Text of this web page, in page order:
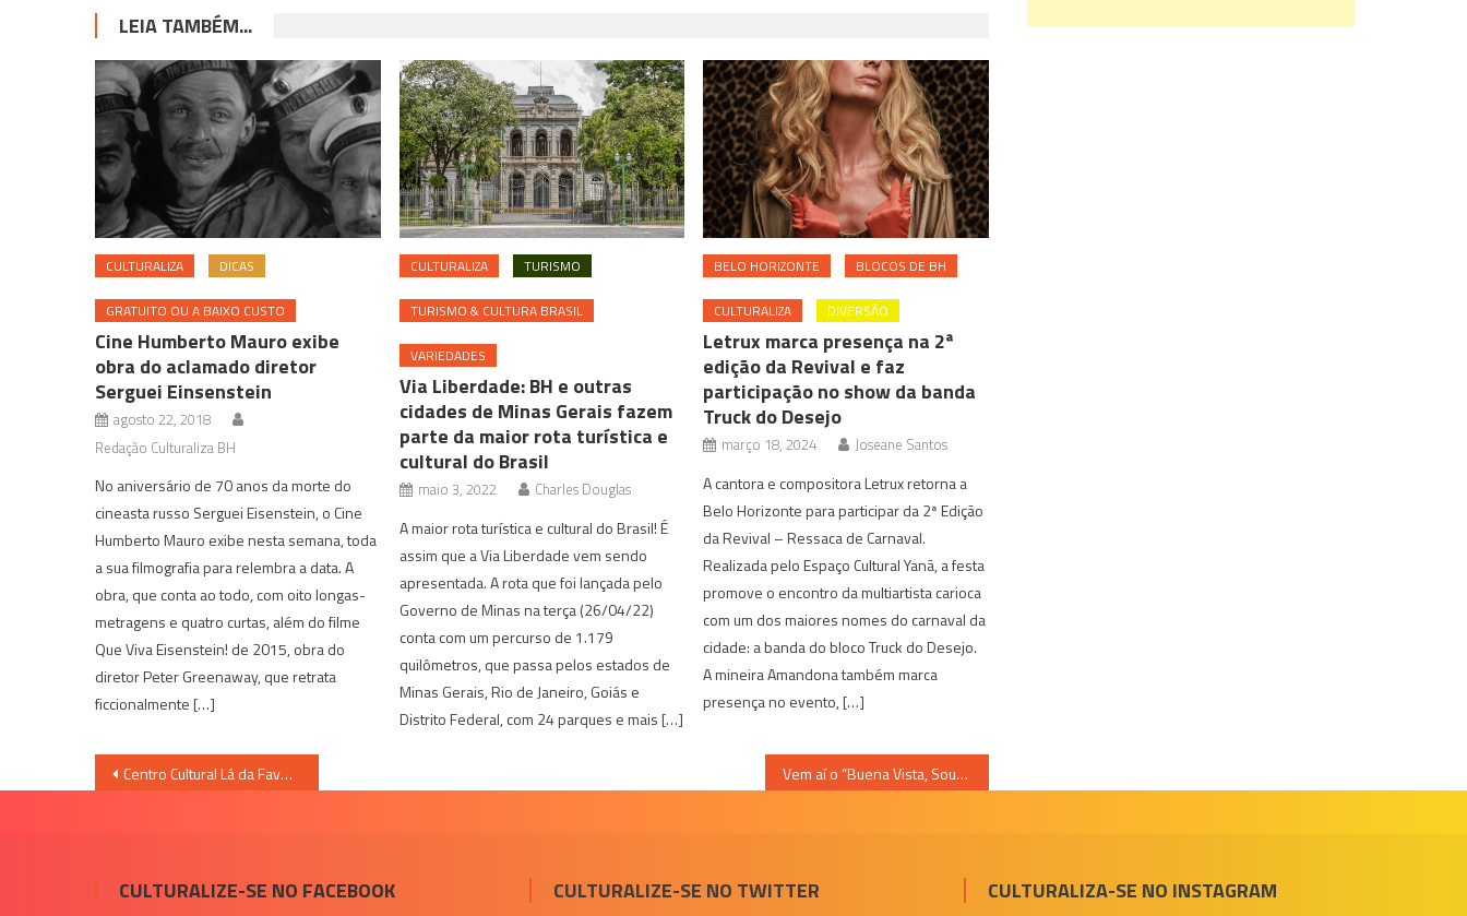
LEIA TAMBÉM...
CULTURALIZA DICAS
GRATUITO OU A BAIXO CUSTO
Cine Humberto Mauro exibe
obra do aclamado diretor
Serguei Einsenstein
agosto 22, 2018
Redação Culturaliza BH
No aniversário de 70 anos da morte do
cineasta russo Serguei Eisenstein, o Cine
Humberto Mauro exibe nesta semana, toda
a sua filmografia para relembra a data. A
obra, que conta ao todo, com oito longas-
metragens e quatro curtas, além do filme
Que Viva Eisenstein! de 2015, obra do
diretor Peter Greenaway, que retrata
ficcionalmente […]
CULTURALIZA TURISMO
TURISMO & CULTURA BRASIL
VARIEDADES
Via Liberdade: BH e outras
cidades de Minas Gerais fazem
parte da maior rota turística e
cultural do Brasil
maio 3, 2022 Charles Douglas
A maior rota turística e cultural do Brasil! É
assim que a Via Liberdade vem sendo
apresentada. A rota que foi lançada pelo
Governo de Minas na terça (26/04/22)
conta com um percurso de 1.179
quilômetros, que passa pelos estados de
Minas Gerais, Rio de Janeiro, Goiás e
Distrito Federal, com 24 parques e mais […]
BELO HORIZONTE BLOCOS DE BH
CULTURALIZA DIVERSÃO
Letrux marca presença na 2ª
edição da Revival e faz
participação no show da banda
Truck do Desejo
março 18, 2024 Joseane Santos
A cantora e compositora Letrux retorna a
Belo Horizonte para participar da 2ª Edição
da Revival – Ressaca de Carnaval.
Realizada pelo Espaço Cultural Yanã, a festa
promove o encontro da multiartista carioca
com um dos maiores nomes do carnaval da
cidade: a banda do bloco Truck do Desejo.
A mineira Amandona também marca
presença no evento, […]
Navegação
Centro Cultural Lá da Favelinha promove Oficina de Dança Online Vem aí o “Buena Vista, Soul, Jazz & Blues Festival”! Serão três lives imperdíveis com destaques da cena musical nos dias 16, 23 e 30 de maio!
CULTURALIZE-SE NO FACEBOOK CULTURALIZE-SE NO TWITTER CULTURALIZA-SE NO INSTAGRAM